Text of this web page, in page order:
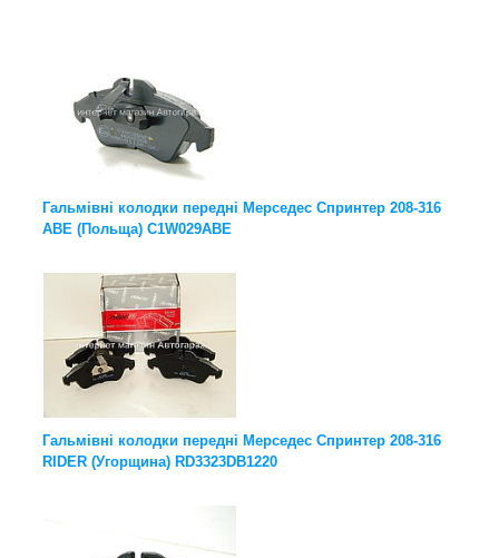
Гальмівні колодки передні Мерседес Спринтер 208-316
ABE (Польща) C1W029ABE
Гальмівні колодки передні Мерседес Спринтер 208-316
RIDER (Угорщина) RD3323DB1220